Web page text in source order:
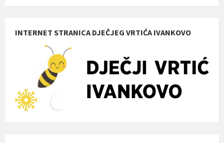
INTERNET STRANICA DJEČJEG VRTIĆA IVANKOVO